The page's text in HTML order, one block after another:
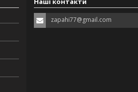
zapahi77@gmail.com